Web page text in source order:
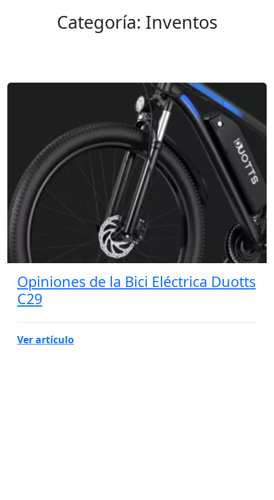
Categoría: Inventos
Opiniones de la Bici Eléctrica Duotts
C29
Ver artículo